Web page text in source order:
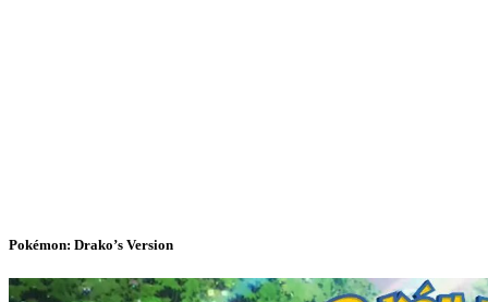
Pokémon: Drako’s Version